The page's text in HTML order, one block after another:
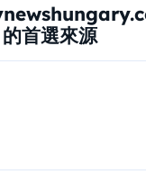
首選來源